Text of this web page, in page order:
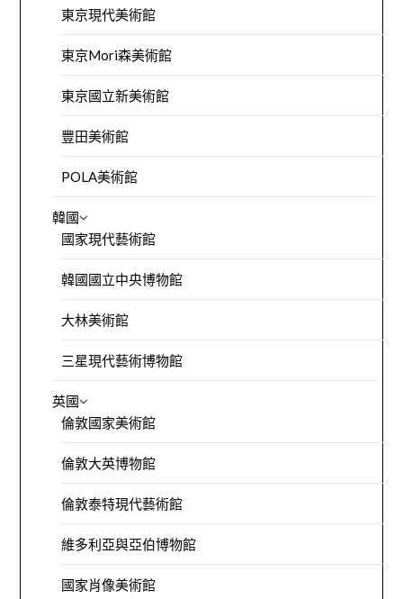
東京現代美術館
東京Mori森美術館
東京國立新美術館
豐田美術館
POLA美術館
韓國
國家現代藝術館
韓國國立中央博物館
大林美術館
三星現代藝術博物館
英國
倫敦國家美術館
倫敦大英博物館
倫敦泰特現代藝術館
維多利亞與亞伯博物館
國家肖像美術館